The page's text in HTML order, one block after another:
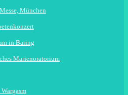
München
in Baring
Marienoratorium